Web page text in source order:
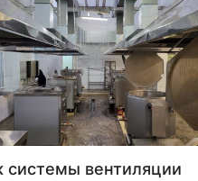
системы вентиляции